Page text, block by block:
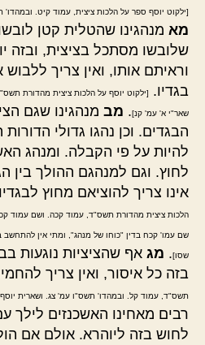
[ילקוט יוסף ספר על הלכות ציצית, עמוד קיט.
מא מנהגינו שהטלית קטן
שלובשו מסתכל בציצית, ובזה
וראיתם אותו, ואין צריך
בגדיו.
[ילקוט יוסף על הלכות ציצית מהדורת
שאר"י א' עמ' קנ]. מב מנהגינו שגם
הבגדים. וכן נהגו גדולי
להיות על פי הקבלה. ומנהג
לחוץ. וגם למנהגם ההולך בין
אינו צריך להוציאם מחוץ
הלכות ציצית מהדורת תשס"ד, עמוד קכה. ושם עמוד
שם עמו' קכח בדין "כוחו של מנהג", ומתי אין להתחשב
שסו]. מג אף שהציציות נוגעות
בזה כל איסור, ואין צריך
תשס"ד, עמוד קל. ובמהדו' תשס"ו עמ' צג. ושארית
רבים מאחינו האשכנזים לילך
לחוש בזה ליוהרא. אולם אם